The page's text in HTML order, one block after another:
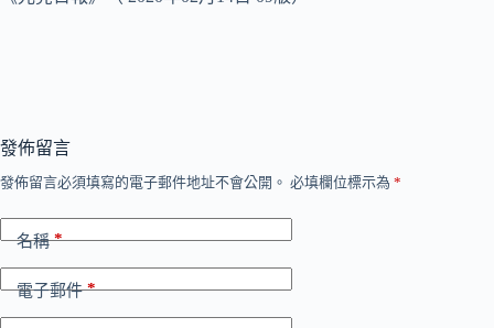
發佈留言
發佈留言必須填寫的電子郵件地址不會公開。 必填欄位標示為 *
名稱*
電子郵件*